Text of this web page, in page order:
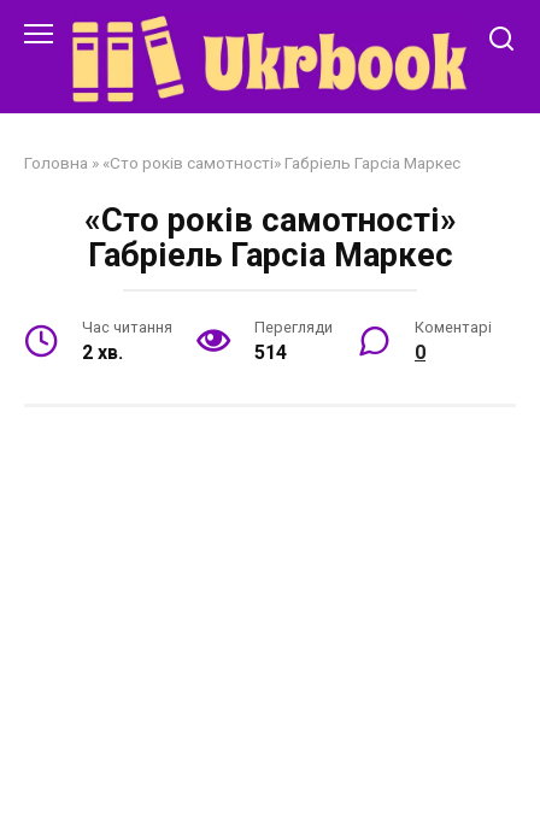
Головна » «Сто років самотності» Габріель Гарсіа Маркес
«Сто років самотності»
Габріель Гарсіа Маркес
Час читання
2 хв.
Перегляди
514
Коментарі
0